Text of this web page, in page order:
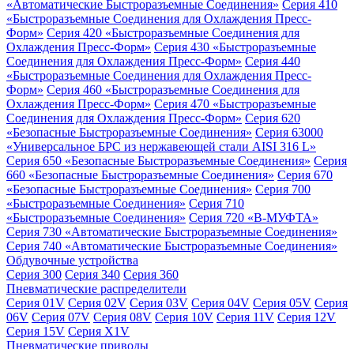
«Автоматические Быстроразъемные Соединения» Серия 410
«Быстроразъемные Соединения для Охлаждения Пресс-
Форм» Серия 420 «Быстроразъемные Соединения для
Охлаждения Пресс-Форм» Серия 430 «Быстроразъемные
Соединения для Охлаждения Пресс-Форм» Серия 440
«Быстроразъемные Соединения для Охлаждения Пресс-
Форм» Серия 460 «Быстроразъемные Соединения для
Охлаждения Пресс-Форм» Серия 470 «Быстроразъемные
Соединения для Охлаждения Пресс-Форм» Серия 620
«Безопасные Быстроразъемные Соединения» Серия 63000
«Универсальное БРС из нержавеющей стали AISI 316 L»
Серия 650 «Безопасные Быстроразъемные Соединения» Серия
660 «Безопасные Быстроразъемные Соединения» Серия 670
«Безопасные Быстроразъемные Соединения» Серия 700
«Быстроразъемные Соединения» Серия 710
«Быстроразъемные Соединения» Серия 720 «B-МУФТА»
Серия 730 «Автоматические Быстроразъемные Соединения»
Серия 740 «Автоматические Быстроразъемные Соединения»
Обдувочные устройства
Серия 300 Серия 340 Серия 360
Пневматические распределители
Серия 01V Серия 02V Серия 03V Серия 04V Серия 05V Серия
06V Серия 07V Серия 08V Серия 10V Серия 11V Серия 12V
Серия 15V Серия X1V
Пневматические приводы